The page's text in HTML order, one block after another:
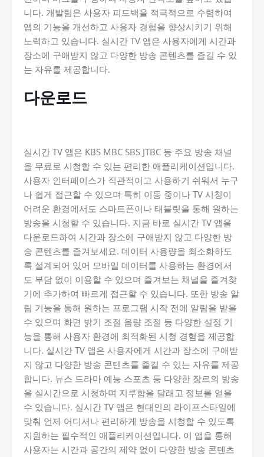
니다. 개발팀은 사용자 피드백을 적극적으로 수렴하여
앱의 기능을 개선하고 사용자 경험을 향상시키기 위해
노력하고 있습니다. 실시간 TV 앱은 사용자에게 시간과
장소에 구애받지 않고 다양한 방송 콘텐츠를 즐길 수 있
는 자유를 제공합니다.
다운로드
실시간 TV 앱은 KBS MBC SBS JTBC 등 주요 방송 채널
을 무료로 시청할 수 있는 편리한 애플리케이션입니다.
사용자 인터페이스가 직관적이고 사용하기 쉬워서 누구
나 쉽게 접근할 수 있으며 특히 이동 중이나 TV 시청이
어려운 환경에서도 스마트폰이나 태블릿을 통해 원하는
방송을 시청할 수 있습니다. 지금 바로 실시간 TV 앱을
다운로드하여 시간과 장소에 구애받지 않고 다양한 방
송 콘텐츠를 즐겨보세요. 데이터 사용량을 최소화하도
록 설계되어 있어 모바일 데이터를 사용하는 환경에서
도 부담 없이 이용할 수 있으며 즐겨보는 채널을 즐겨찾
기에 추가하여 빠르게 접근할 수 있습니다. 또한 방송 알
림 기능을 통해 원하는 프로그램 시작 전에 알림을 받을
수 있으며 화면 밝기 조절 음량 조절 등 다양한 설정 기
능을 통해 사용자 환경에 최적화된 시청 경험을 제공합
니다. 실시간 TV 앱은 사용자에게 시간과 장소에 구애받
지 않고 다양한 방송 콘텐츠를 즐길 수 있는 자유를 제공
합니다. 뉴스 드라마 예능 스포츠 등 다양한 장르의 방송
을 실시간으로 시청하며 지루함을 달래고 정보를 얻을
수 있습니다. 실시간 TV 앱은 현대인의 라이프스타일에
맞춰 언제 어디서나 편리하게 방송을 시청할 수 있도록
지원하는 필수적인 애플리케이션입니다. 이 앱을 통해
사용자는 시간과 공간의 제약 없이 다양한 방송 콘텐츠